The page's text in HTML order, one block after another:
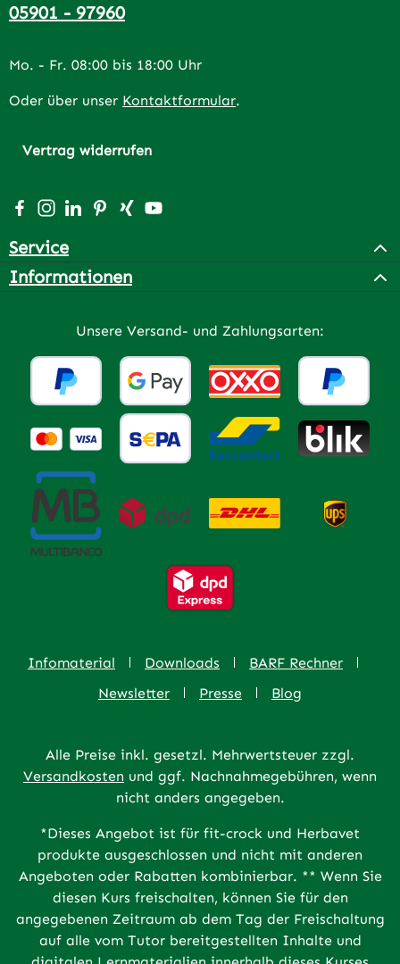
05901 - 97960
Mo. - Fr. 08:00 bis 18:00 Uhr
Oder über unser Kontaktformular.
Vertrag widerrufen
Besuche uns auf Facebook – öffnet in neuem Tab
Schau auf Instagram vorbei – öffnet in neuem Tab
Vernetze dich mit uns auf LinkedIn – öffnet in
Lass dich auf Pinterest inspirieren – öffnet
Vernetze dich mit uns auf Xing – öffnet
Sieh dir unsere Videos auf YouTube
Service
Informationen
Unsere Versand- und Zahlungsarten:
Infomaterial Downloads
BARF Rechner
Newsletter
Presse Blog
Alle Preise inkl. gesetzl. Mehrwertsteuer zzgl.
Versandkosten und ggf. Nachnahmegebühren, wenn
nicht anders angegeben.
*Dieses Angebot ist für fit-crock und Herbavet
produkte ausgeschlossen und nicht mit anderen
Angeboten oder Rabatten kombinierbar. ** Wenn Sie
diesen Kurs freischalten, können Sie für den
angegebenen Zeitraum ab dem Tag der Freischaltung
auf alle vom Tutor bereitgestellten Inhalte und